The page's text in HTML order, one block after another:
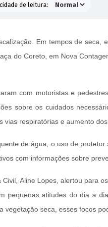
de leitura:
Em tempos de
do Coreto, em Nova
com motoristas e
sobre os cuidados
respiratórias e aumento
de água, o uso de
com informações sobre
Aline Lopes, alertou para
pequenas atitudes do dia a
seca, esses focos